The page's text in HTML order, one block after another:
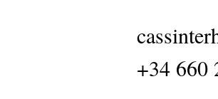
+34 660